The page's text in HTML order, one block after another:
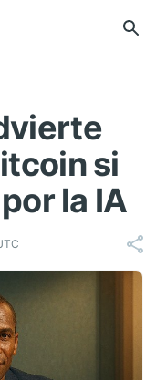
si
la IA